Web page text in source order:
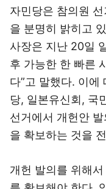
자민당은 참의원
을 분명히 밝히고
사장은 지난 20일
후 가능한 한 빠른
다”고 말했다. 이에
당, 일본유신회, 국
선거에서 개헌안
을 확보하는 것을
개헌 발의를 위해